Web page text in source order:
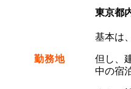
勤務地
東京都
基本は
但し、
中の宿